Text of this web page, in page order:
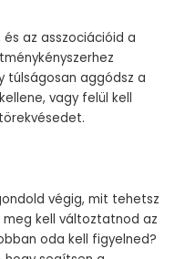
az asszociációid a
túlságosan aggódsz a
vagy felül kell
végig, mit tehetsz
kell változtatnod az
oda kell figyelned?